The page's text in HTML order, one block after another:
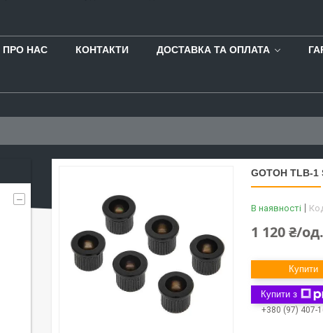
ПРО НАС КОНТАКТИ ДОСТАВКА ТА ОПЛАТА
GOTOH TLB-1
В наявності
1 120 ₴/од.
Купити
Купити з
+380 (97) 407-